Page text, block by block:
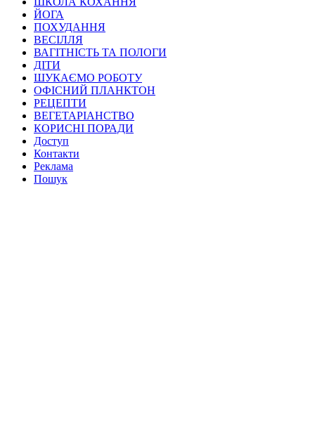
ЙОГА
ПОХУДАННЯ
ВЕСІЛЛЯ
ВАГІТНІСТЬ ТА ПОЛОГИ
ДІТИ
ШУКАЄМО РОБОТУ
ОФІСНИЙ ПЛАНКТОН
РЕЦЕПТИ
ВЕГЕТАРІАНСТВО
КОРИСНІ ПОРАДИ
Доступ
Контакти
Реклама
Пошук